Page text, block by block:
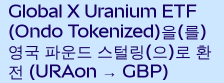
Global X Uranium ETF
(Ondo Tokenized)을(를)
영국 파운드 스털링(으)로 환
전 (URAon → GBP)